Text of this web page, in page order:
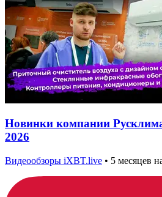
Новинки компании
2026
Видеообзоры iXBT.live • 5 месяцев